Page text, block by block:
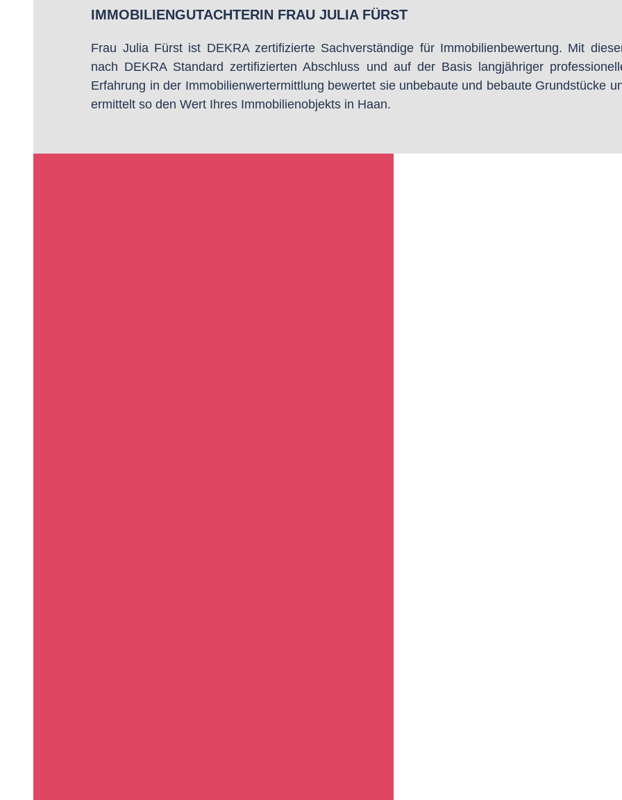
IMMOBILIENGUTACHTERIN FRAU JULIA FÜRST
Frau Julia Fürst ist DEKRA zertifizierte Sachverständige für Immobilienbewertung. Mit
nach DEKRA Standard zertifizierten Abschluss und auf der Basis langjähriger
Erfahrung in der Immobilienwertermittlung bewertet sie unbebaute und bebaute Grundstücke
ermittelt so den Wert Ihres Immobilienobjekts in Haan.